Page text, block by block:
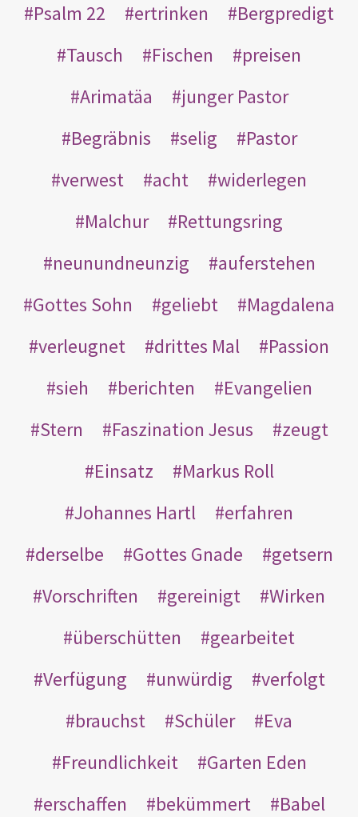
Psalm 22
ertrinken
Bergpredigt
Tausch
Fischen
preisen
Arimatäa
junger Pastor
Begräbnis
selig
Pastor
verwest
acht
widerlegen
Malchur
Rettungsring
neunundneunzig
auferstehen
Gottes Sohn
geliebt
Magdalena
verleugnet
drittes Mal
Passion
sieh
berichten
Evangelien
Stern
Faszination Jesus
zeugt
Einsatz
Markus Roll
Johannes Hartl
erfahren
derselbe
Gottes Gnade
getsern
Vorschriften
gereinigt
Wirken
überschütten
gearbeitet
Verfügung
unwürdig
verfolgt
brauchst
Schüler
Eva
Freundlichkeit
Garten Eden
erschaffen
bekümmert
Babel